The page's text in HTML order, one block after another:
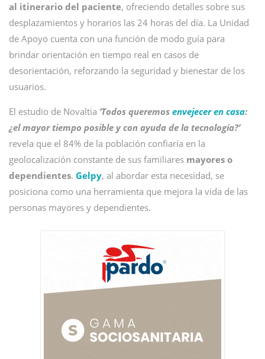
al itinerario del paciente, ofreciendo detalles sobre sus
desplazamientos y horarios las 24 horas del día. La Unidad
de Apoyo cuenta con una función de modo guía para
brindar orientación en tiempo real en casos de
desorientación, reforzando la seguridad y bienestar de los
usuarios.
El estudio de Novaltia ‘Todos queremos envejecer en casa:
¿el mayor tiempo posible y con ayuda de la tecnología?’
revela que el 84% de la población confiaría en la
geolocalización constante de sus familiares mayores o
dependientes. Gelpy, al abordar esta necesidad, se
posiciona como una herramienta que mejora la vida de las
personas mayores y dependientes.